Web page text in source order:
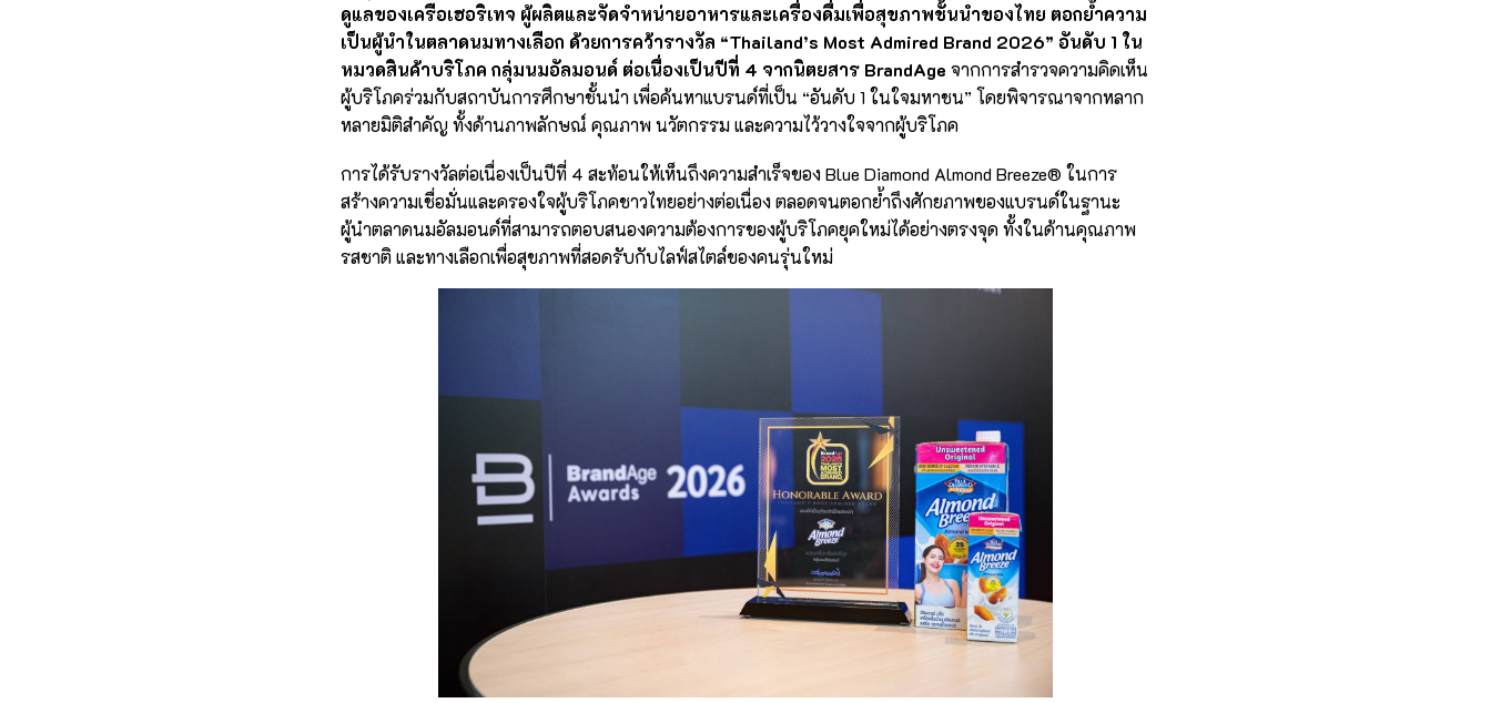
ดูแลของเครือเฮอริเทจ ผู้ผลิตและจัดจำหน่ายอาหารและเครื่องดื่มเพื่อสุขภาพชั้นนำของไทย ตอกย้ำความ
เป็นผู้นำในตลาดนมทางเลือก ด้วยการคว้ารางวัล “Thailand’s Most Admired Brand 2026” อันดับ 1 ใน
หมวดสินค้าบริโภค กลุ่มนมอัลมอนด์ ต่อเนื่องเป็นปีที่ 4 จากนิตยสาร BrandAge จากการสำรวจความคิดเห็น
ผู้บริโภคร่วมกับสถาบันการศึกษาชั้นนำ เพื่อค้นหาแบรนด์ที่เป็น “อันดับ 1 ในใจมหาชน” โดยพิจารณาจากหลาก
หลายมิติสำคัญ ทั้งด้านภาพลักษณ์ คุณภาพ นวัตกรรม และความไว้วางใจจากผู้บริโภค
การได้รับรางวัลต่อเนื่องเป็นปีที่ 4 สะท้อนให้เห็นถึงความสำเร็จของ Blue Diamond Almond Breeze® ในการ
สร้างความเชื่อมั่นและครองใจผู้บริโภคชาวไทยอย่างต่อเนื่อง ตลอดจนตอกย้ำถึงศักยภาพของแบรนด์ในฐานะ
ผู้นำตลาดนมอัลมอนด์ที่สามารถตอบสนองความต้องการของผู้บริโภคยุคใหม่ได้อย่างตรงจุด ทั้งในด้านคุณภาพ
รสชาติ และทางเลือกเพื่อสุขภาพที่สอดรับกับไลฟ์สไตล์ของคนรุ่นใหม่